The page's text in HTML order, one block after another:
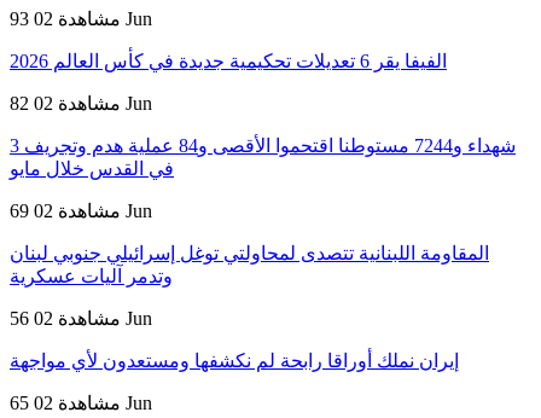
93 مشاهدة 02 Jun
الفيفا يقر 6 تعديلات تحكيمية جديدة في كأس العالم 2026
82 مشاهدة 02 Jun
3 شهداء و7244 مستوطنا اقتحموا الأقصى و84 عملية هدم وتجريف
في القدس خلال مايو
69 مشاهدة 02 Jun
المقاومة اللبنانية تتصدى لمحاولتي توغل إسرائيلي جنوبي لبنان
وتدمر آليات عسكرية
56 مشاهدة 02 Jun
إيران نملك أوراقا رابحة لم نكشفها ومستعدون لأي مواجهة
65 مشاهدة 02 Jun